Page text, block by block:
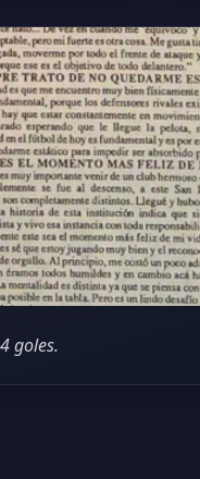
goles.